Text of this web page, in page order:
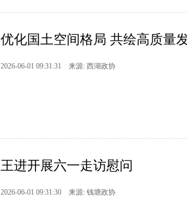
优化国土空间格局 共绘高质
2026-06-01 09:31:31 来源: 西湖政协
王进开展六一走访慰问
2026-06-01 09:31:30 来源: 钱塘政协